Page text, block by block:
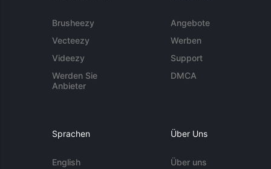
Brusheezy
Vecteezy
Videezy
Werden Sie
Anbieter
Angebote
Werben
Support
DMCA
Sprachen
English
Über Uns
Über uns